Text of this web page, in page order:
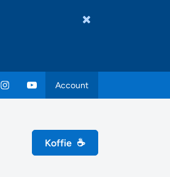
Account
Koffie ☕